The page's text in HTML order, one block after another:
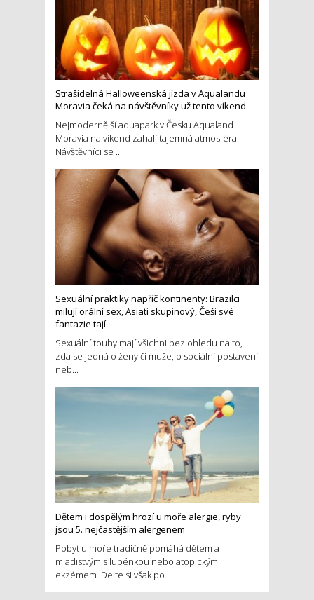
Strašidelná Halloweenská jízda v Aqualandu
Moravia čeká na návštěvníky už tento víkend
Nejmodernější aquapark v Česku Aqualand
Moravia na víkend zahalí tajemná atmosféra.
Návštěvníci se ...
Sexuální praktiky napříč kontinenty: Brazilci
milují orální sex, Asiati skupinový, Češi své
fantazie tají
Sexuální touhy mají všichni bez ohledu na to,
zda se jedná o ženy či muže, o sociální postavení
neb...
Dětem i dospělým hrozí u moře alergie, ryby
jsou 5. nejčastějším alergenem
Pobyt u moře tradičně pomáhá dětem a
mladistvým s lupénkou nebo atopickým
ekzémem. Dejte si však po...